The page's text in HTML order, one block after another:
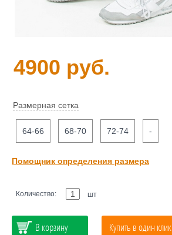
4900 руб.
Размерная сетка
64-66 68-70 72-74 -
Помощник определения размера
Количество: шт
В корзину Купить в один клик